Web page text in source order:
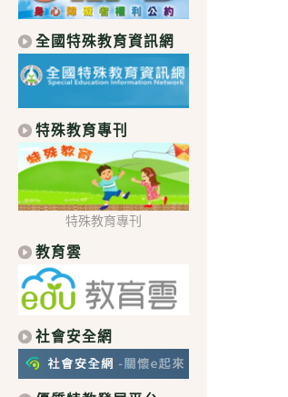
全國特殊教育資訊網
特殊教育專刊
特殊教育專刊
教育雲
社會安全網